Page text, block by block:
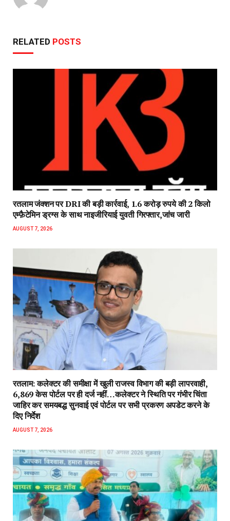
RELATED POSTS
रतलाम जंक्शन पर DRI की बड़ी कार्रवाई, 1.6 करोड़ रुपये की 2 किलो
एम्फ़ैटेमिन ड्रग्स के साथ नाइजीरियाई युवती गिरफ्तार,जांच जारी
AUGUST 7, 2026
रतलाम: कलेक्टर की समीक्षा में खुली राजस्व विभाग की बड़ी लापरवाही,
6,869 केस पोर्टल पर ही दर्ज नहीं…कलेक्टर ने स्थिति पर गंभीर चिंता
जाहिर कर समयबद्ध सुनवाई एवं पोर्टल पर सभी प्रकरण अपडेट करने के
दिए निर्देश
AUGUST 7, 2026